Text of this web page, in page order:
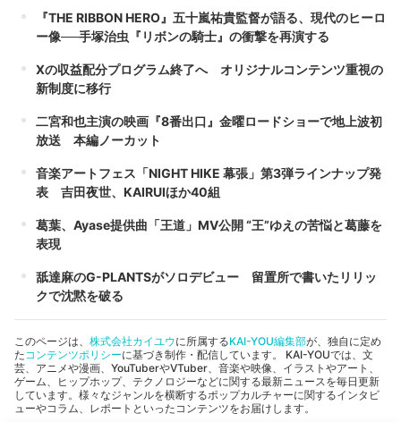
『THE RIBBON HERO』五十嵐祐貴監督が語る、現代のヒーロ
ー像──手塚治虫『リボンの騎士』の衝撃を再演する
Xの収益配分プログラム終了へ オリジナルコンテンツ重視の
新制度に移行
二宮和也主演の映画『8番出口』金曜ロードショーで地上波初
放送 本編ノーカット
音楽アートフェス「NIGHT HIKE 幕張」第3弾ラインナップ発
表 吉田夜世、KAIRUIほか40組
葛葉、Ayase提供曲「王道」MV公開 “王”ゆえの苦悩と葛藤を
表現
舐達麻のG-PLANTSがソロデビュー 留置所で書いたリリッ
クで沈黙を破る
このページは、 株式会社カイユウに所属するKAI-YOU編集部が、独自に定め
た コンテンツポリシーに基づき制作・配信しています。 KAI-YOUでは、文
芸、アニメや漫画、YouTuberやVTuber、音楽や映像、イラストやアート、
ゲーム、ヒップホップ、テクノロジーなどに関する最新ニュースを毎日更新
しています。様々なジャンルを横断するポップカルチャーに関するインタビ
ューやコラム、レポートといったコンテンツをお届けします。